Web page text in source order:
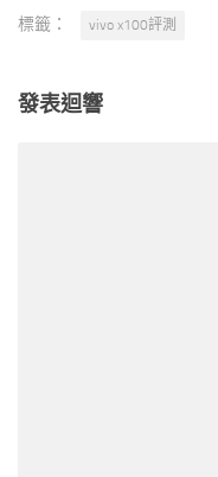
標籤： vivo x100評測
發表迴響